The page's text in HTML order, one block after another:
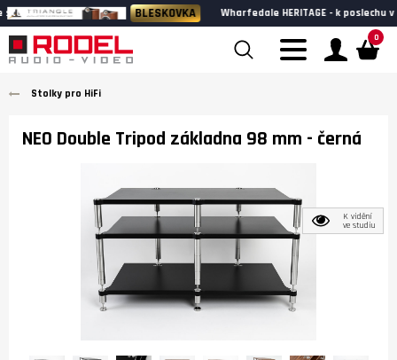
BLESKOVKA Wharfedale HERITAGE - k poslechu v našem showroomu
0
Stolky pro HiFi
NEO Double Tripod základna 98 mm - černá
K vidění
ve studiu